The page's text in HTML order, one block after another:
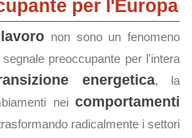
per l'Europa
non sono un fenomeno
preoccupante per l'intera
energetica, la
nei comportamenti
radicalmente i settori